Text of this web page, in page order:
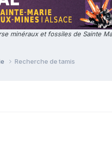
minéraux et fossiles de Sainte
Recherche de tamis